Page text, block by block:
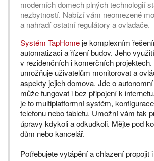
moderních domech plných technologií
nezbytností. Nabízí vám neomezené
a nahradí ostatní regulátory a ovladače.
Systém TapHome je komplexním
automatizaci a řízení budov. Jeho
v rezidenčních i komerčních
umožňuje uživatelům monitorovat a
aspekty jejich domova. Jde o
může fungovat i bez připojení k
je to multiplatformní systém,
telefonu nebo tabletu. Umožní vám tak
úpravy kdykoli a odkudkoli. Mějte pod
dům nebo kancelář.
Potřebujete vytápění a chlazení propojit